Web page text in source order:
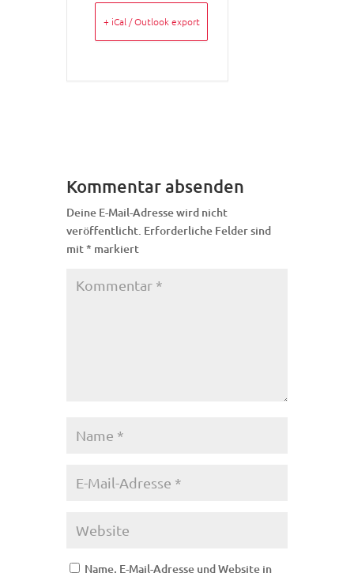
+ iCal / Outlook export
Kommentar absenden
Deine E-Mail-Adresse wird nicht
veröffentlicht. Erforderliche Felder sind
mit* markiert
Name, E-Mail-Adresse und Website in